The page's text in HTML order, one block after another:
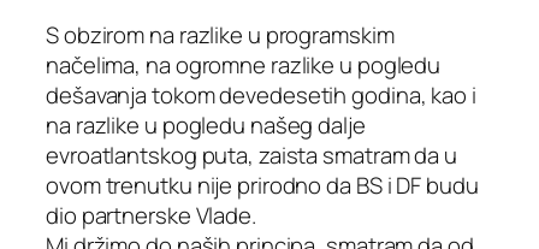
S obzirom na razlike u programskim
načelima, na ogromne razlike u pogledu
dešavanja tokom devedesetih godina, kao i
na razlike u pogledu našeg dalje
evroatlantskog puta, zaista smatram da u
ovom trenutku nije prirodno da BS i DF budu
dio partnerske Vlade.